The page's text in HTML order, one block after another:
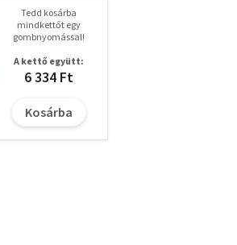
Tedd kosárba
mindkettőt egy
gombnyomással!
A kettő együtt:
6 334 Ft
Kosárba